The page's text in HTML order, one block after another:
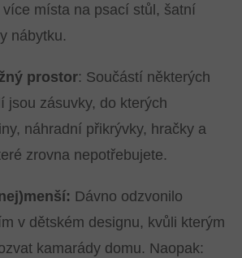
místa na psací stůl, šatní
nábytku.
prostor: Součástí některých
jsou zásuvky, do kterých
náhradní přikrývky, hračky a
zrovna nepotřebujete.
Dávno odzvonilo
v dětském designu, kvůli kterým
kamarády domu. Naopak: